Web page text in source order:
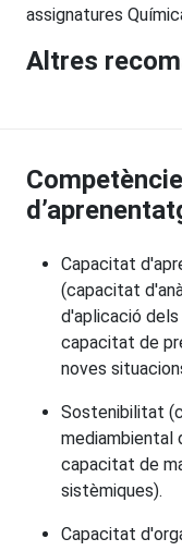
assignatures
Altres
Capacitat
(capacitat
d'aplicació
capacitat de
noves
Sostenibilitat
mediambiental
capacitat de
sistèmiques).
Capacitat